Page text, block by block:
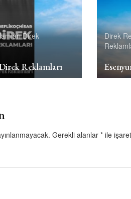
Direk
Reklamları
Direk
Gerekli alanlar * ile